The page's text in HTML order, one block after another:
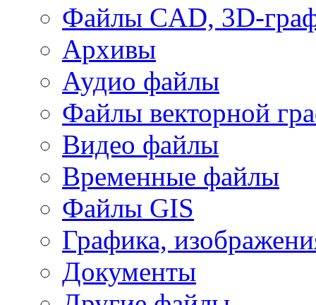
Файлы CAD, 3D-
Архивы
Аудио файлы
Файлы векторной
Видео файлы
Временные файлы
Файлы GIS
Графика,
Документы